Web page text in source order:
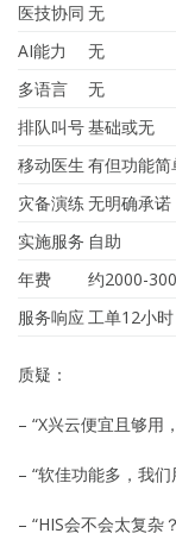
医技协同 无
AI能力
无
多语言
无
排队叫号基础或无
移动医生 有但功能简
灾备演练 无明确承诺
实施服务 自助
年费
约2000-
服务响应工单12小时
质疑：
– “X兴云便宜且够用
– “软佳功能多，我
– “HIS会不会太复杂